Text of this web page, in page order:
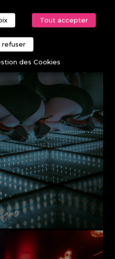
Tout accepter
refuser
des Cookies